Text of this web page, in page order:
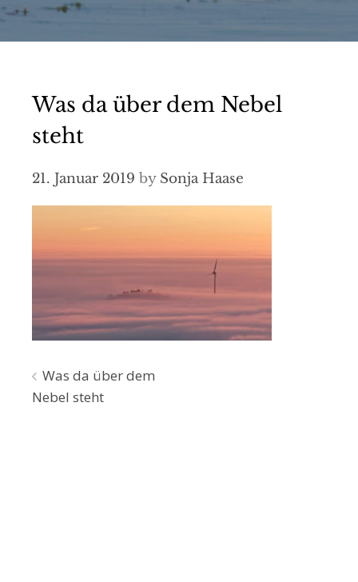
Was da über dem Nebel
steht
21. Januar 2019 by Sonja Haase
Beitragsnavigation
Was da über dem
Nebel steht